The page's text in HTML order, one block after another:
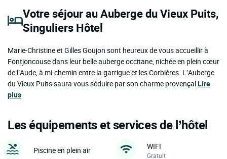
Votre séjour au Auberge du Vieux Puits,
Singuliers Hôtel
Marie-Christine et Gilles Goujon sont heureux de vous accueillir à
Fontjoncouse dans leur belle auberge occitane, nichée en plein cœur
de l’Aude, à mi-chemin entre la garrigue et les Corbières. L’Auberge
du Vieux Puits saura vous séduire par son charme provençalLire
plus
Les équipements et services de l’hôtel
Piscine en plein air WIFI
Gratuit